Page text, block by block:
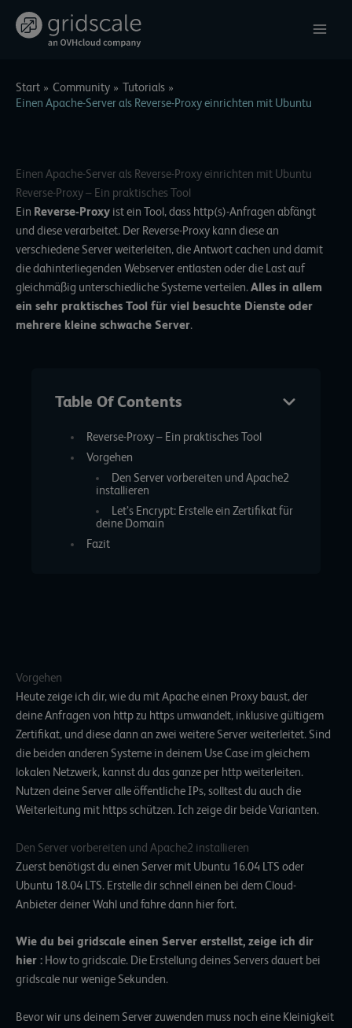
Inhalt
Start Community
Tutorials
Einen Apache-Server als Reverse-Proxy einrichten mit Ubuntu
Einen Apache-Server als Reverse-Proxy einrichten mit Ubuntu
Reverse-Proxy – Ein praktisches Tool
Ein Reverse-Proxy ist ein Tool, dass http(s)-Anfragen abfängt
und diese verarbeitet. Der Reverse-Proxy kann diese an
verschiedene Server weiterleiten, die Antwort cachen und damit
die dahinterliegenden Webserver entlasten oder die Last auf
gleichmäßig unterschiedliche Systeme verteilen.Alles in allem
ein sehr praktisches Tool für viel besuchte Dienste oder
mehrere kleine schwache Server.
Table Of Contents
Reverse-Proxy – Ein praktisches Tool
Vorgehen
Den Server vorbereiten und Apache2
installieren
Let’s Encrypt: Erstelle ein Zertifikat für
deine Domain
Fazit
Vorgehen
Heute zeige ich dir, wie du mit Apache einen Proxy baust, der
deine Anfragen von http zu https umwandelt, inklusive gültigem
Zertifikat, und diese dann an zwei weitere Server weiterleitet. Sind
die beiden anderen Systeme in deinem Use Case im gleichem
lokalen Netzwerk, kannst du das ganze per http weiterleiten.
Nutzen deine Server alle öffentliche IPs, solltest du auch die
Weiterleitung mit https schützen. Ich zeige dir beide Varianten.
Den Server vorbereiten und Apache2 installieren
Zuerst benötigst du einen Server mit Ubuntu 16.04 LTS oder
Ubuntu 18.04 LTS. Erstelle dir schnell einen bei dem Cloud-
Anbieter deiner Wahl und fahre dann hier fort.
Wie du bei gridscale einen Server erstellst, zeige ich dir
hier : How to gridscale. Die Erstellung deines Servers dauert bei
gridscale nur wenige Sekunden.
Bevor wir uns deinem Server zuwenden muss noch eine Kleinigkeit